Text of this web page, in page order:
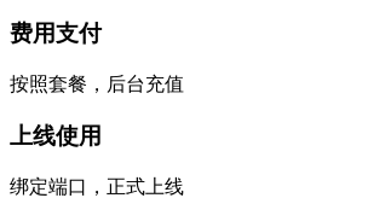
费用支付
按照套餐，后台充值
上线使用
绑定端口，正式上线